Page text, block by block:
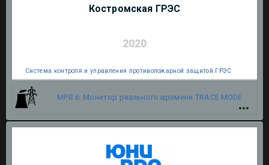
Костромская ГРЭС
2020
Система контроля и управления противопожарной защитой ГРЭС
МРВ 6. Монитор реального времени TRACE MODE